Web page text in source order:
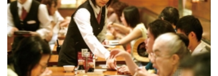
「安於舒適圈」而停止創新的企業慣性。話鋒一轉，他強調
Google新任執行長桑德爾．皮查伊（Sundar Pichai）能夠坐上
大位的原因，正是停不下來的進步企圖。